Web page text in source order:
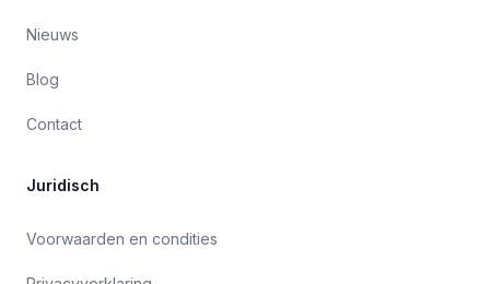
Nieuws
Blog
Contact
Juridisch
Voorwaarden en condities